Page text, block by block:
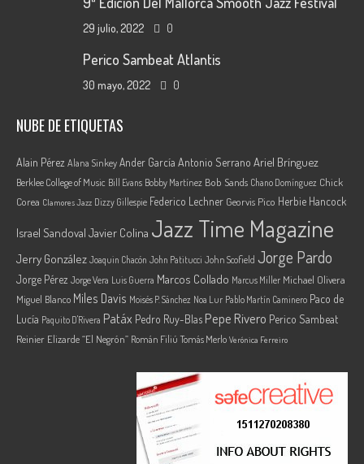
29 julio, 2022 0
Perico Sambeat Atlantis
30 mayo, 2022 0
NUBE DE ETIQUETAS
Alain Pérez Alana SinkeyAnder García Antonio Serrano Ariel Brínguez
Berklee College of Music Bill Evans Bobby Martínez Bob Sands Chano Domínguez Chick
Corea Clamores Jazz Dizzy Gillespie Federico Lechner Georvis Pico Herbie Hancock
Israel Sandoval Javier Colina Jazz Time Magazine
Jerry González Joaquin Chacón John Patitucci John Scofield Jorge Pardo
Jorge Pérez Jorge Vera Luis Guerra Marcos Collado Marcus Miller Michael Olivera
Miguel Blanco Miles Davis Moisés P. Sánchez Noa Lur Pablo Martín Caminero Paco de
Lucía Paquito D'Rivera Patáx Pedro Ruy-Blas Pepe Rivero Perico Sambeat
Reinier Elizarde “El Negrón” Román Filiú Tomás Merlo Verónica Ferreiro